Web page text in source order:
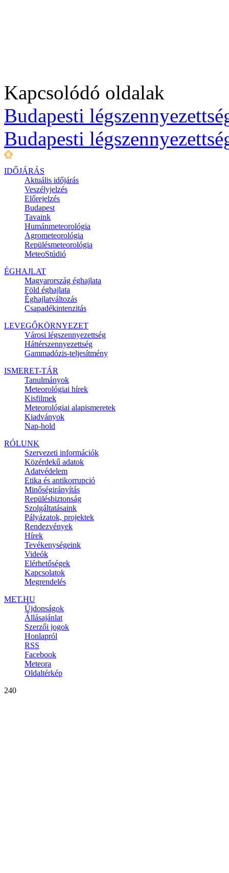
Kapcsolódó oldalak
Budapesti
Budapesti
IDŐJÁRÁS
Aktuális időjárás
Veszélyjelzés
Előrejelzés
Budapest
Tavaink
Humánmeteorológia
Agrometeorológia
Repülésmeteorológia
MeteoStúdió
ÉGHAJLAT
Magyarország éghajlata
Föld éghajlata
Éghajlatváltozás
Csapadékintenzitás
LEVEGŐKÖRNYEZET
Városi légszennyezettség
Háttérszennyezettség
Gammadózis-teljesítmény
ISMERET-TÁR
Tanulmányok
Meteorológiai hírek
Kisfilmek
Meteorológiai alapismeretek
Kiadványok
Nap-hold
RÓLUNK
Szervezeti információk
Közérdekű adatok
Adatvédelem
Etika és antikorrupció
Minőségirányítás
Repülésbiztonság
Szolgáltatásaink
Pályázatok, projektek
Rendezvények
Hírek
Tevékenységeink
Videók
Elérhetőségek
Kapcsolatok
Megrendelés
MET.HU
Újdonságok
Állásajánlat
Szerzői jogok
Honlapról
RSS
Facebook
Meteora
Oldaltérkép
240